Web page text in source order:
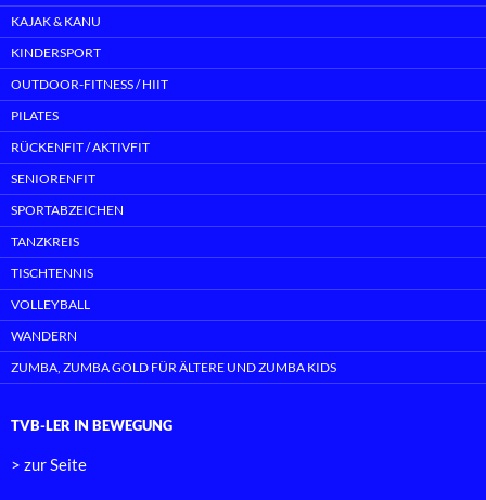
KAJAK & KANU
KINDERSPORT
OUTDOOR-FITNESS / HIIT
PILATES
RÜCKENFIT / AKTIVFIT
SENIORENFIT
SPORTABZEICHEN
TANZKREIS
TISCHTENNIS
VOLLEYBALL
WANDERN
ZUMBA, ZUMBA GOLD FÜR ÄLTERE UND ZUMBA KIDS
TVB-LER IN BEWEGUNG
> zur Seite